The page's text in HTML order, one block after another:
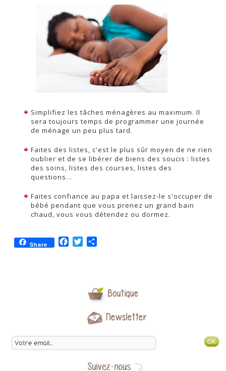
Simplifiez les tâches ménagères au maximum. Il
sera toujours temps de programmer une journée
de ménage un peu plus tard.
Faites des listes, c'est le plus sûr moyen de ne rien
oublier et de se libérer de biens des soucis : listes
des soins, listes des courses, listes des
questions...
Faites confiance au papa et laissez-le s'occuper de
bébé pendant que vous prenez un grand bain
chaud, vous vous détendez ou dormez.
Share Facebook
Twitter
Boutique
Newsletter